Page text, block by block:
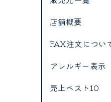
店舗概要
FAX注文につい
アレルギー表示
売上ベスト10